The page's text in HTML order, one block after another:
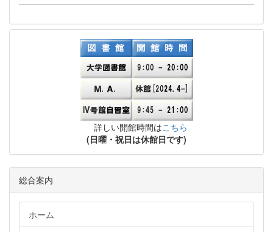
詳しい開館時間はこちら
(日曜・祝日は休館日です)
総合案内
ホーム